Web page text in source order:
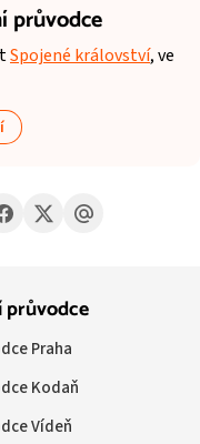
průvodce
Spojené království, ve
průvodce
Praha
Kodaň
Vídeň